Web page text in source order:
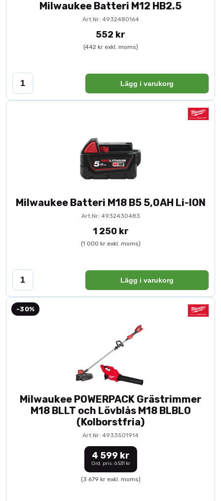
Milwaukee Batteri M12 HB2.5
Art.Nr: 4932480164
552 kr
(442 kr exkl. moms)
Lägg i varukorg
Milwaukee Batteri M18 B5 5,0AH Li-ION
Art.Nr: 4932430483
1 250 kr
(1 000 kr exkl. moms)
Lägg i varukorg
-30%
Milwaukee POWERPACK Grästrimmer
M18 BLLT och Lövblås M18 BLBLO
(Kolborstfria)
Art.Nr: 4933501914
4 599 kr
Ord. pris: 6 531 kr
(3 679 kr exkl. moms)